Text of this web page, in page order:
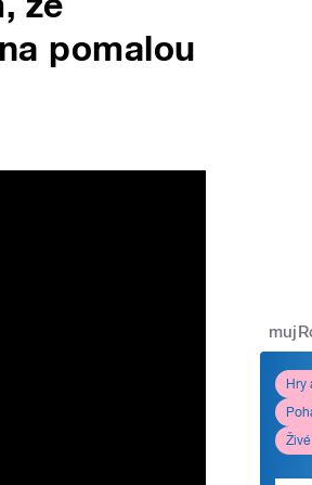
pomalou
Hry